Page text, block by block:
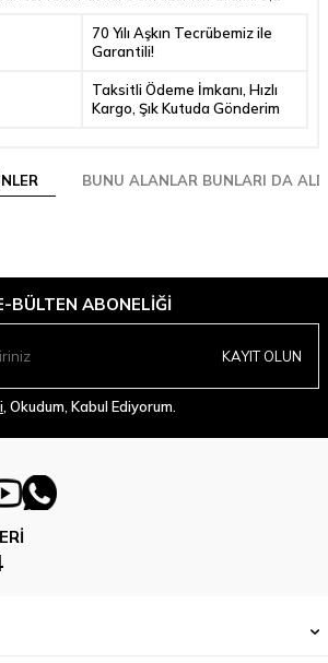
70 Yılı Aşkın Tecrübemiz ile
Garantili!
Taksitli Ödeme İmkanı, Hızlı
Kargo, Şık Kutuda Gönderim
BUNU ALANLAR BUNLARI DA
BÜLTEN ABONELIĞI
KAYIT OLUN
, Okudum, Kabul Ediyorum.